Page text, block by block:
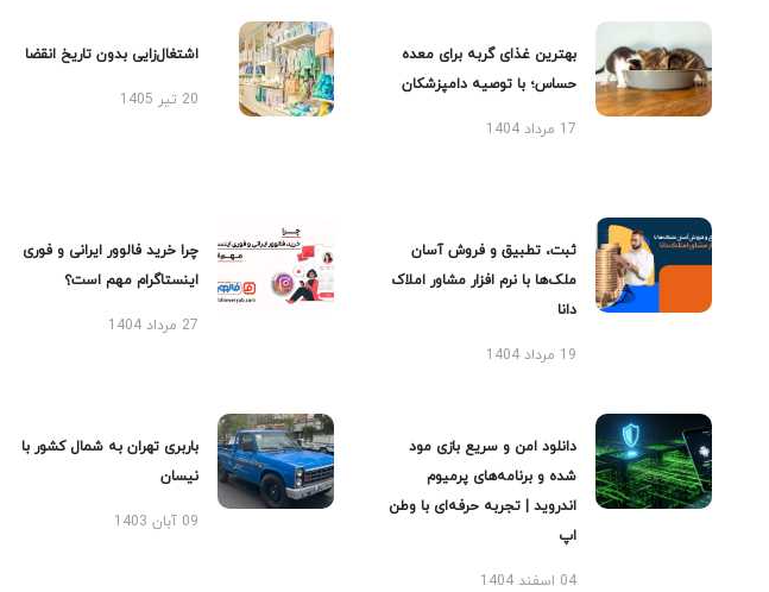
بهترین غذای گربه برای معده
حساس؛ با توصیه دامپزشکان
17 مرداد 1404
اشتغال‌زایی بدون تاریخ انقضا
20 تیر 1405
ثبت، تطبیق و فروش آسان
ملک‌ها با نرم افزار مشاور املاک
دانا
19 مرداد 1404
چرا خرید فالوور ایرانی و فوری
اینستاگرام مهم است؟
27 مرداد 1404
دانلود امن و سریع بازی مود
شده و برنامه‌های پرمیوم
اندروید | تجربه حرفه‌ای با وطن
اپ
04 اسفند 1404
باربری تهران به شمال کشور با
نیسان
09 آبان 1403